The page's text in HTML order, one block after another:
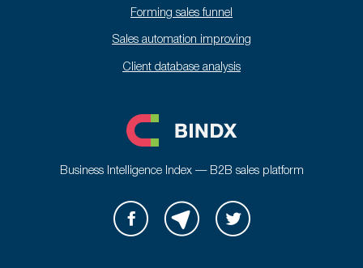
Forming sales funnel
Sales automation improving
Client database analysis
Business Intelligence Index — B2B sales platform